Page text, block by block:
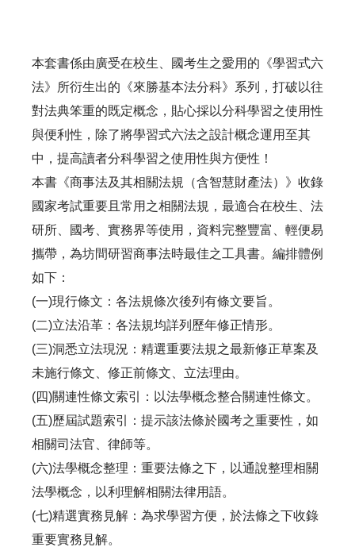
本套書係由廣受在校生、國考生之愛用的《學習式六
法》所衍生出的《來勝基本法分科》系列，打破以往
對法典笨重的既定概念，貼心採以分科學習之使用性
與便利性，除了將學習式六法之設計概念運用至其
中，提高讀者分科學習之使用性與方便性！
本書《商事法及其相關法規（含智慧財產法）》收錄
國家考試重要且常用之相關法規，最適合在校生、法
研所、國考、實務界等使用，資料完整豐富、輕便易
攜帶，為坊間研習商事法時最佳之工具書。編排體例
如下：
(一)現行條文：各法規條次後列有條文要旨。
(二)立法沿革：各法規均詳列歷年修正情形。
(三)洞悉立法現況：精選重要法規之最新修正草案及
未施行條文、修正前條文、立法理由。
(四)關連性條文索引：以法學概念整合關連性條文。
(五)歷屆試題索引：提示該法條於國考之重要性，如
相關司法官、律師等。
(六)法學概念整理：重要法條之下，以通說整理相關
法學概念，以利理解相關法律用語。
(七)精選實務見解：為求學習方便，於法條之下收錄
重要實務見解。